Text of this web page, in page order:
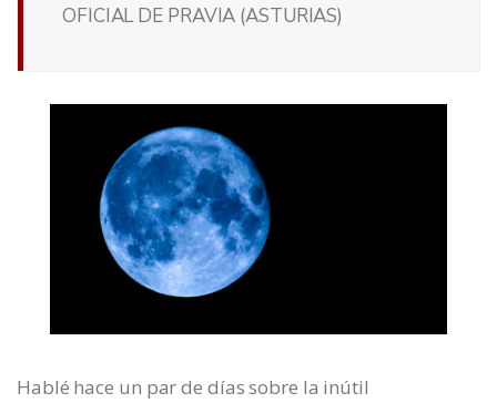
OFICIAL DE PRAVIA (ASTURIAS)
Hablé hace un par de días sobre la inútil